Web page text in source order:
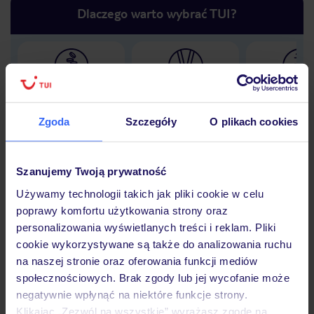
Zgoda Szczegóły O plikach cookies
Szanujemy Twoją prywatność
Używamy technologii takich jak pliki cookie w celu
poprawy komfortu użytkowania strony oraz
personalizowania wyświetlanych treści i reklam. Pliki
cookie wykorzystywane są także do analizowania ruchu
na naszej stronie oraz oferowania funkcji mediów
społecznościowych. Brak zgody lub jej wycofanie może
negatywnie wpłynąć na niektóre funkcje strony.
Klikając „Zezwól na wszystkie” wyrażasz zgodę na
Dlaczego warto wybrać TUI?
Lider niskich cen
podróży w Polsce
30 lat w
Hotel
Opinie
Pokoje